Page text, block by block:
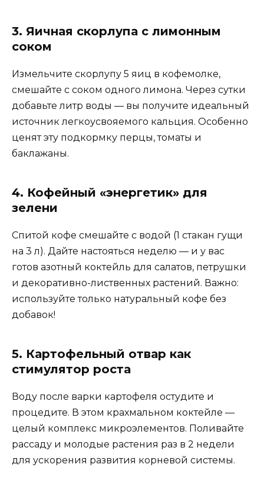
3. Яичная скорлупа с лимонным
соком
Измельчите скорлупу 5 яиц в кофемолке,
смешайте с соком одного лимона. Через сутки
добавьте литр воды — вы получите идеальный
источник легкоусвояемого кальция. Особенно
ценят эту подкормку перцы, томаты и
баклажаны.
4. Кофейный «энергетик» для
зелени
Спитой кофе смешайте с водой (1 стакан гущи
на 3 л). Дайте настояться неделю — и у вас
готов азотный коктейль для салатов, петрушки
и декоративно-лиственных растений. Важно:
используйте только натуральный кофе без
добавок!
5. Картофельный отвар как
стимулятор роста
Воду после варки картофеля остудите и
процедите. В этом крахмальном коктейле —
целый комплекс микроэлементов. Поливайте
рассаду и молодые растения раз в 2 недели
для ускорения развития корневой системы.